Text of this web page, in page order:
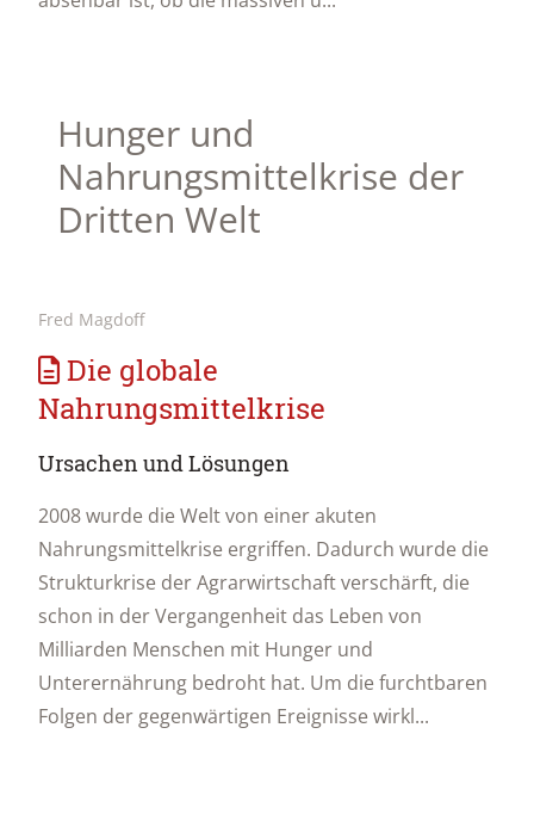
Hunger und
Nahrungsmittelkrise der
Dritten Welt
Fred Magdoff
Die globale
Nahrungsmittelkrise
Ursachen und Lösungen
2008 wurde die Welt von einer akuten
Nahrungsmittelkrise ergriffen. Dadurch wurde die
Strukturkrise der Agrarwirtschaft verschärft, die
schon in der Vergangenheit das Leben von
Milliarden Menschen mit Hunger und
Unterernährung bedroht hat. Um die furchtbaren
Folgen der gegenwärtigen Ereignisse wirkl...